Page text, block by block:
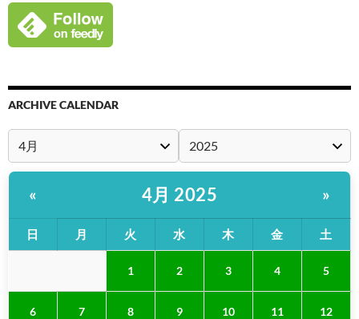
ARCHIVE CALENDAR
« 4月 2025 »
日 月 火 水 木 金 土
1 2 3 4 5
6 7 8 9 10 11 12